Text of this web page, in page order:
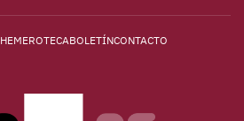
HEMEROTECABOLETÍNCONTACTO